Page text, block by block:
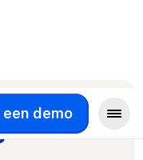
een demo
Tips &